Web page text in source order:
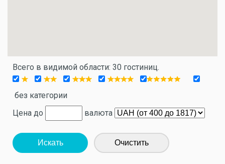
Всего в видимой области: 30 гостиниц.
без категории
Цена до
валюта
Искать Очистить